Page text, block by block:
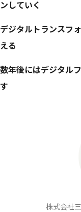
ンしていく
デジタルトランスフ
える
数年後にはデジタル
す
株式会社